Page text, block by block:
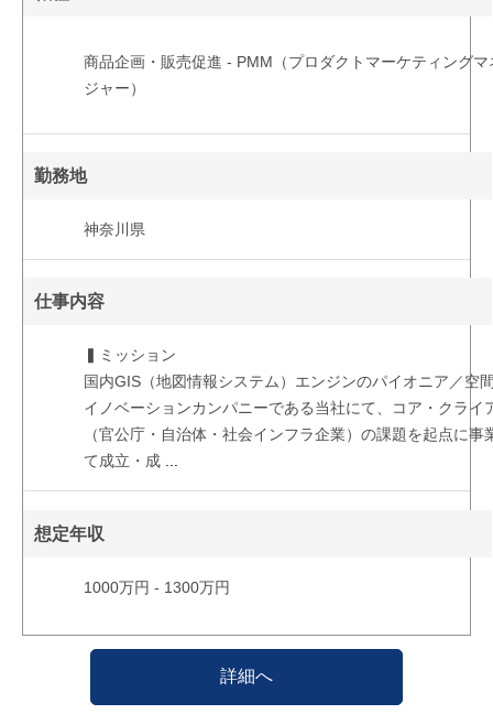
商品企画・販売促進 - PMM（プロダクトマーケティングマ
ジャー）
勤務地
神奈川県
仕事内容
▍ミッション
国内GIS（地図情報システム）エンジンのパイオニア／空
イノベーションカンパニーである当社にて、コア・クライ
（官公庁・自治体・社会インフラ企業）の課題を起点に事
て成立・成 ...
想定年収
1000万円 - 1300万円
詳細へ